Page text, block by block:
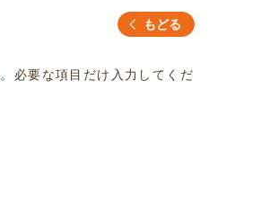
もどる
必要な項目だけ入力してくだ